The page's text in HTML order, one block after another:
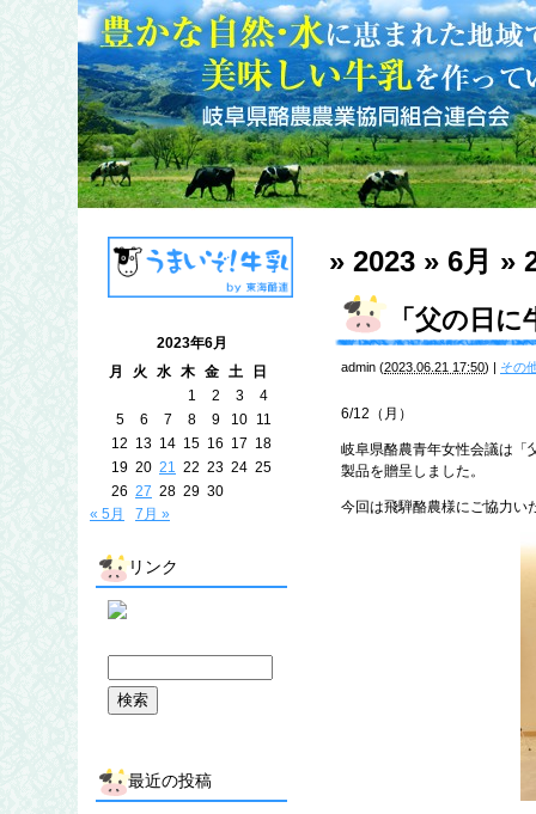
» 2023 » 6月 »
「父の日
admin (2023.06.21 17:50) | その
6/12（月）
岐阜県酪農青年女性会議は「
製品を贈呈しました。
今回は飛騨酪農様にご協力い
2023年6月
月
火 水 木 金 土
日
1
2 3
4
5
6 7 8 9 10 11
12 13 14 15 16 17 18
19 20 21 22 23 24 25
26 27 28 29 30
« 5月
7月 »
リンク
最近の投稿